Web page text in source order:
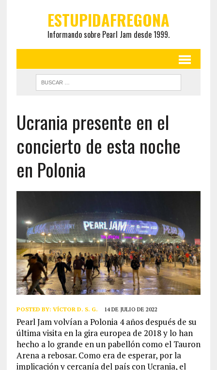
ESTUPIDAFREGONA
Informando sobre Pearl Jam desde 1999.
Ucrania presente en el
concierto de esta noche
en Polonia
POSTED BY: VÍCTOR D. S. G. 14 DE JULIO DE 2022
Pearl Jam volvían a Polonia 4 años después de su
última visita en la gira europea de 2018 y lo han
hecho a lo grande en un pabellón como el Tauron
Arena a rebosar. Como era de esperar, por la
implicación y cercanía del país con Ucrania, el